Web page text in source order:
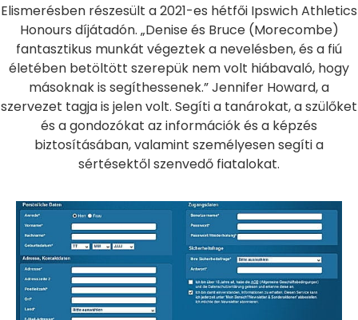
Elismerésben részesült a 2021-es hétfői Ipswich Athletics
Honours díjátadón. „Denise és Bruce (Morecombe)
fantasztikus munkát végeztek a nevelésben, és a fiú
életében betöltött szerepük nem volt hiábavaló, hogy
másoknak is segíthessenek.” Jennifer Howard, a
szervezet tagja is jelen volt. Segíti a tanárokat, a szülőket
és a gondozókat az információk és a képzés
biztosításában, valamint személyesen segíti a
sértésektől szenvedő fiatalokat.